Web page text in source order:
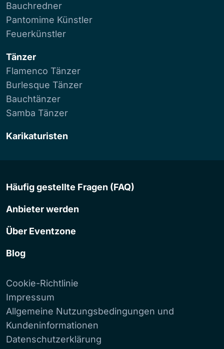
Bauchredner
Pantomime Künstler
Feuerkünstler
Tänzer
Flamenco Tänzer
Burlesque Tänzer
Bauchtänzer
Samba Tänzer
Karikaturisten
Häufig gestellte Fragen (FAQ)
Anbieter werden
Über Eventzone
Blog
Cookie-Richtlinie
Impressum
Allgemeine Nutzungsbedingungen und
Kundeninformationen
Datenschutzerklärung